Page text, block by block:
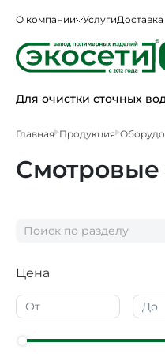
О компании Услуги
Для очистки сточных
Главная Продукция
Цена